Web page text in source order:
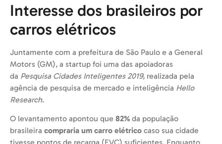
Interesse dos brasileiros por
carros elétricos
Juntamente com a prefeitura de São Paulo e a General
Motors (GM), a startup foi uma das apoiadoras
da Pesquisa Cidades Inteligentes 2019, realizada pela
agência de pesquisa de mercado e inteligência Hello
Research.
O levantamento apontou que 82% da população
brasileira compraria um carro elétrico caso sua cidade